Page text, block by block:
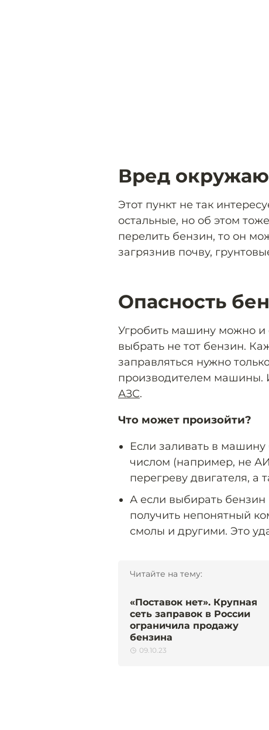
Вред
Этот пункт не так
остальные, но об этом
перелить бензин, то он
загрязнив почву,
Опасность
Угробить машину можно и
выбрать не тот бензин.
заправляться нужно
производителем машины.
АЗС.
Что может произойти?
Если заливать в
числом (например, не
перегреву двигателя, а
А если выбирать
получить непонятный
смолы и другими. Это
Читайте на тему:
«Поставок нет». Крупная
сеть заправок в России
ограничила продажу
бензина
09.10.23